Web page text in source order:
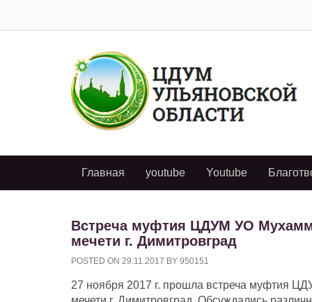
Главная youtube Youtube
Встреча муфтия ЦДУМ УО
мечети г. Димитровград
POSTED ON 29.11.2017 BY 950151
27 ноября 2017 г. прошла встреча муфтия